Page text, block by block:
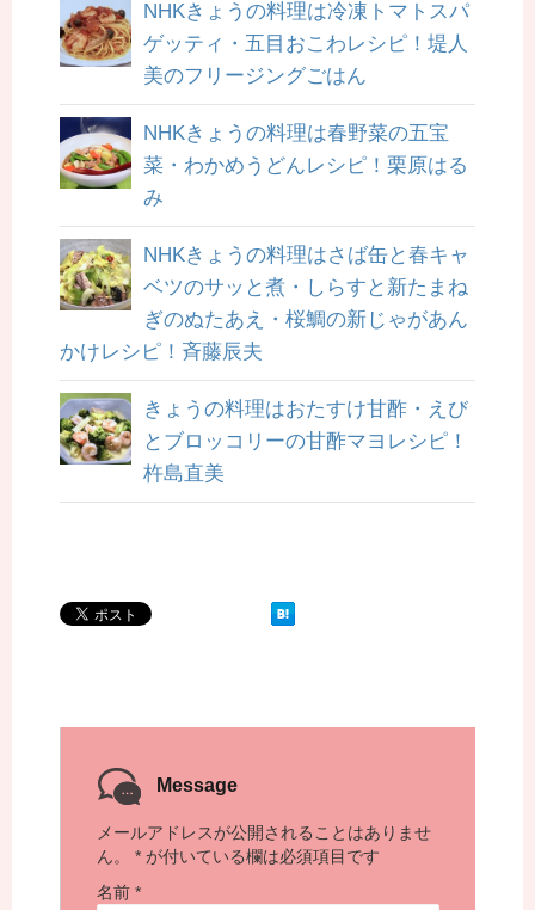
NHKきょうの料理は冷凍トマトスパ
ゲッティ・五目おこわレシピ！堤人
美のフリージングごはん
NHKきょうの料理は春野菜の五宝
菜・わかめうどんレシピ！栗原はる
み
NHKきょうの料理はさば缶と春キャ
ベツのサッと煮・しらすと新たまね
ぎのぬたあえ・桜鯛の新じゃがあん
かけレシピ！斉藤辰夫
きょうの料理はおたすけ甘酢・えび
とブロッコリーの甘酢マヨレシピ！
杵島直美
Message
メールアドレスが公開されることはありませ
ん。
* が付いている欄は必須項目です
名前 *